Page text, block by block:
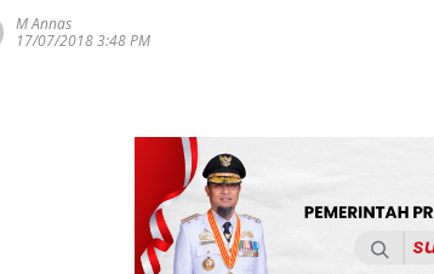
M Annas
17/07/2018 3:48 PM